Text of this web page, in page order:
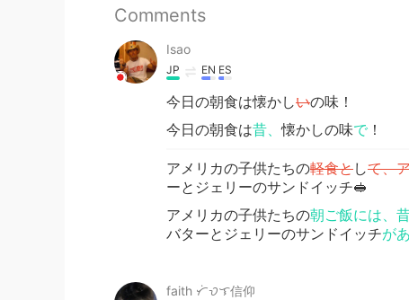
Comments
Isao
JP EN ES
今日の朝食は懐かしいの味！
今日の朝食は昔、懐かしの味で！
アメリカの子供たちの軽食として、
ーとジェリーのサンドイッチ🥪
アメリカの子供たちの朝ご飯には、
バターとジェリーのサンドイッチが
faith ᜆᜒᜏᜎ信仰